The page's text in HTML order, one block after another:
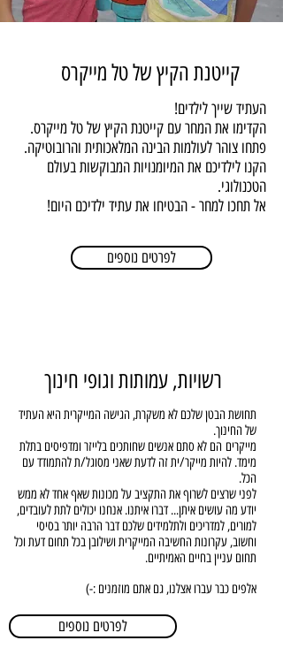
קייטנת הקיץ של טל מייקרס
העתיד שייך לילדים!
הקדימו את המחר עם קייטנת הקיץ של טל מייקרס.
פתחו צוהר לעולמות הבינה המלאכותית והרובוטיקה.
הקנו לילדיכם את המיומנויות המבוקשות בעולם
הטכנולוגי.
אל תחכו למחר - הבטיחו את עתיד ילדיכם היום!
לפרטים נוספים
רשויות, עמותות וגופי חינוך
תחושת הבטן שלכם לא משקרת, הגישה המייקרית היא העתיד
של החינוך.
מייקרים הם לא סתם אנשים שחותכים בלייזר ומדפיסים בתלת
מימד. להיות מייקר/ית זה לדעת שאני מסוגל/ת להתמודד עם
הכל.
לפני שרצים לשרוף את התקציב על מכונות שאף אחד לא ממש
יודע מה עושים איתן... דברו איתנו. אנחנו יכולים לתת לעובדים,
למורים, למדריכים ולתלמידים שלכם דבר הרבה יותר בסיסי
וחשוב, עקרונות החשיבה המייקרית ושילובן בכל תחום דעת וכל
תחום עניין בחיים האמיתיים.
אלפים כבר עברו אצלנו, גם אתם מוזמנים :-)
לפרטים נוספים